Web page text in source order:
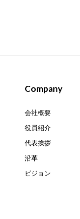
Company
会社概要
役員紹介
代表挨拶
沿革
ビジョン